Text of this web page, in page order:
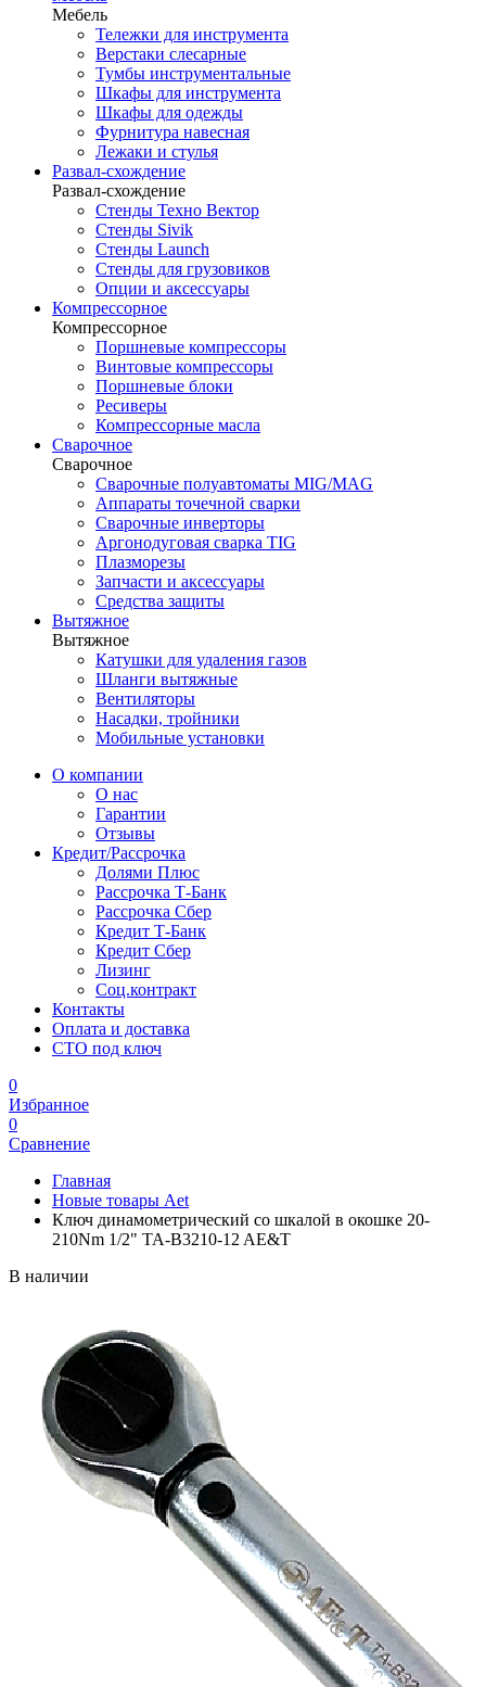
Мебель
Тележки для инструмента
Верстаки слесарные
Тумбы инструментальные
Шкафы для инструмента
Шкафы для одежды
Фурнитура навесная
Лежаки и стулья
Развал-схождение
Развал-схождение
Стенды Техно Вектор
Стенды Sivik
Стенды Launch
Стенды для грузовиков
Опции и аксессуары
Компрессорное
Компрессорное
Поршневые компрессоры
Винтовые компрессоры
Поршневые блоки
Ресиверы
Компрессорные масла
Сварочное
Сварочное
Сварочные полуавтоматы MIG/MAG
Аппараты точечной сварки
Сварочные инверторы
Аргонодуговая сварка TIG
Плазморезы
Запчасти и аксессуары
Средства защиты
Вытяжное
Вытяжное
Катушки для удаления газов
Шланги вытяжные
Вентиляторы
Насадки, тройники
Мобильные установки
О компании
О нас
Гарантии
Отзывы
Кредит/Рассрочка
Долями Плюс
Рассрочка Т-Банк
Рассрочка Сбер
Кредит Т-Банк
Кредит Сбер
Лизинг
Соц.контракт
Контакты
Оплата и доставка
СТО под ключ
0
Избранное
0
Сравнение
Главная
Новые товары Aet
Ключ динамометрический со шкалой в окошке 20-
210Nm 1/2" TA-B3210-12 AE&T
В наличии